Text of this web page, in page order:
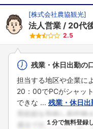
[株式会社農協観光]
法人営業 20代
2.5
残業・休日出勤の
担当する地区や企業に
20：00でPCがシャッ
できな ... 残業・休日
１分で無料登録